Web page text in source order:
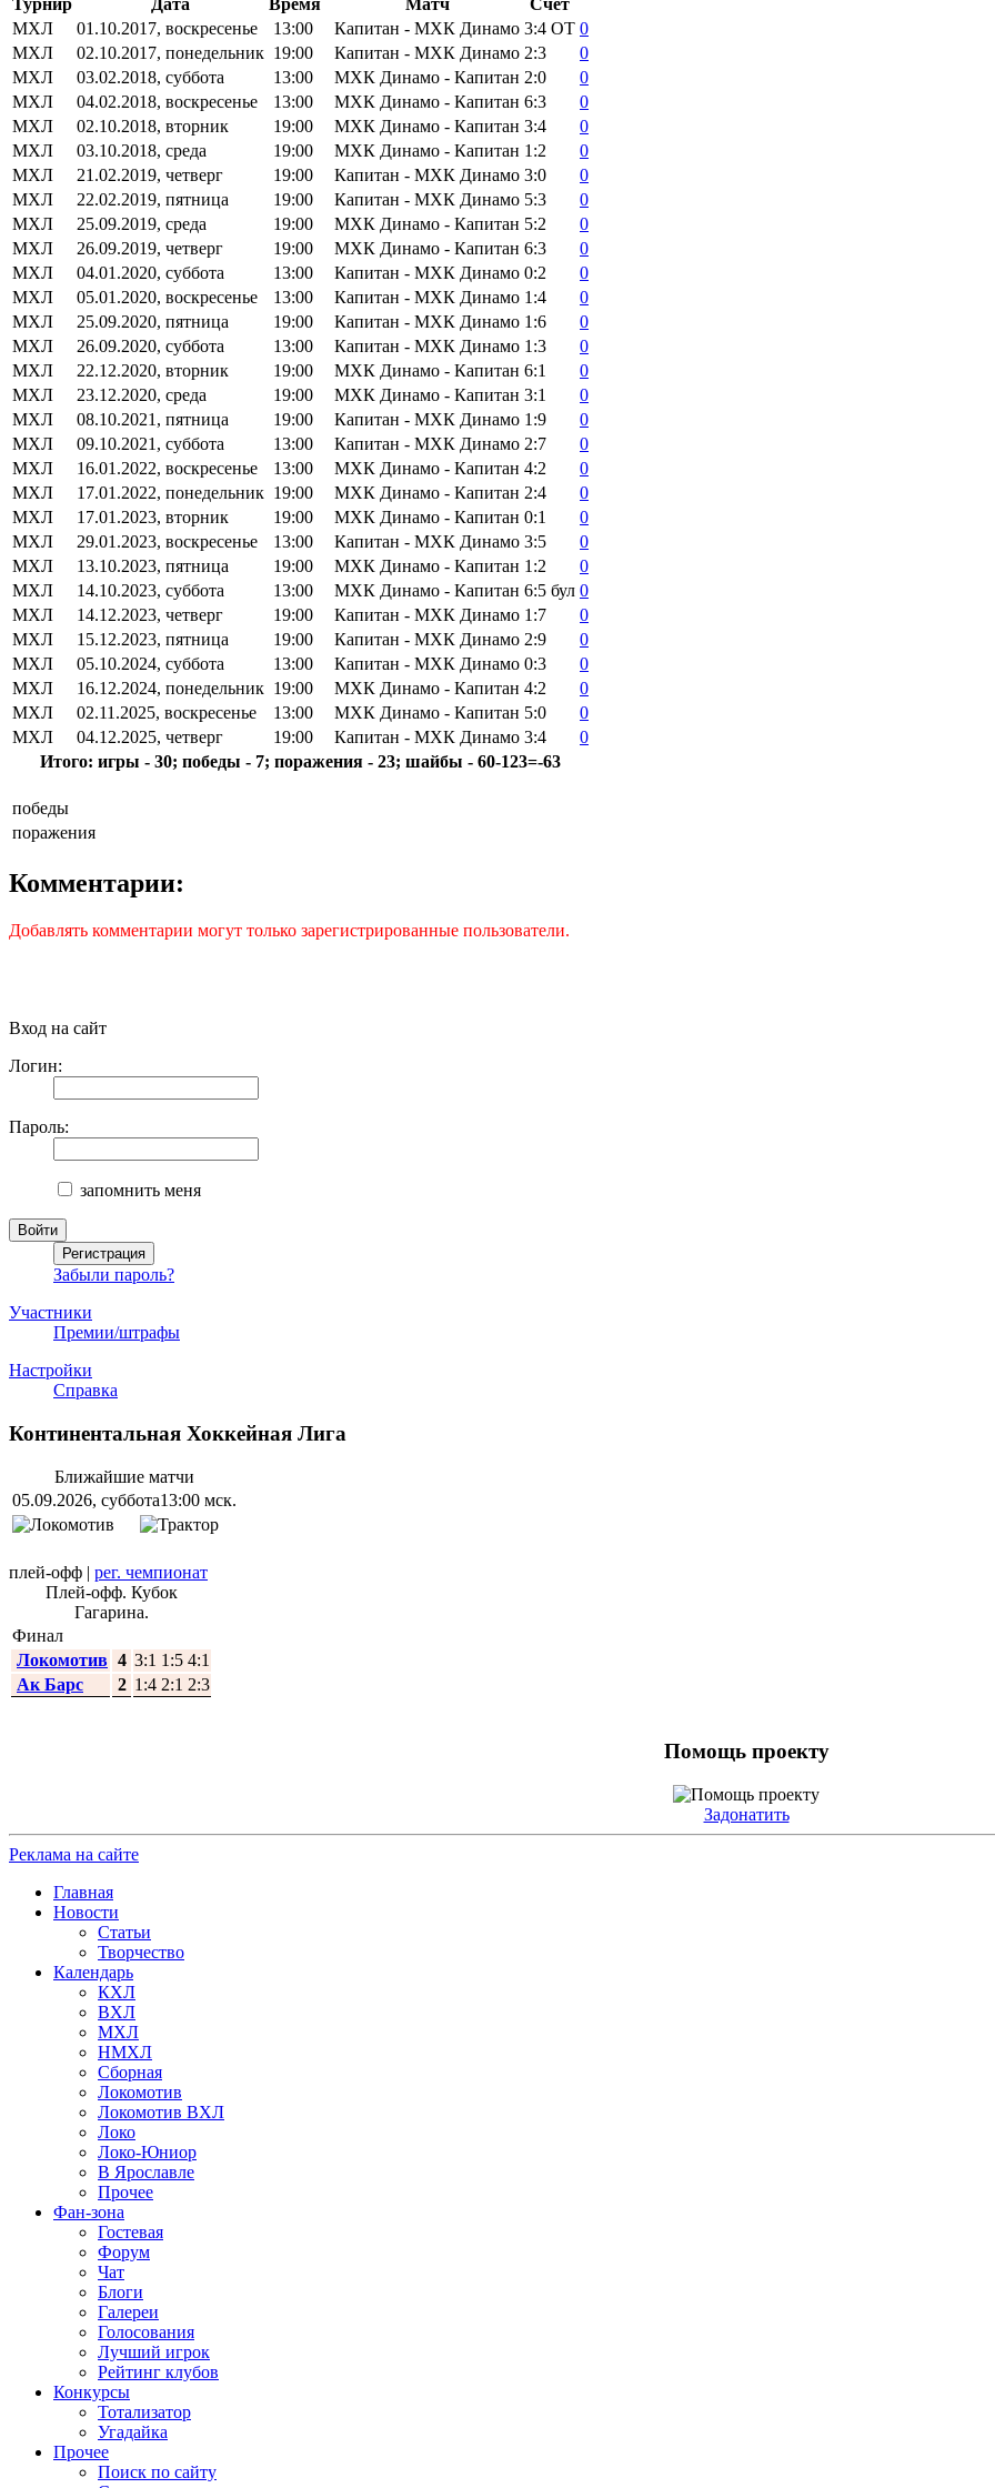
Турнир Дата Время Матч
Счёт
МХЛ
01.10.2017, воскресенье 13:00 Капитан - МХК Динамо 3:4 ОТ 0
МХЛ
02.10.2017, понедельник 19:00 Капитан - МХК Динамо 2:3
0
МХЛ
03.02.2018, суббота 13:00 МХК Динамо - Капитан 2:0
0
МХЛ
04.02.2018, воскресенье 13:00 МХК Динамо - Капитан 6:3
0
МХЛ
02.10.2018, вторник 19:00 МХК Динамо - Капитан 3:4
0
МХЛ
03.10.2018, среда 19:00 МХК Динамо - Капитан 1:2
0
МХЛ
21.02.2019, четверг 19:00 Капитан - МХК Динамо 3:0
0
МХЛ
22.02.2019, пятница 19:00 Капитан - МХК Динамо 5:3
0
МХЛ
25.09.2019, среда 19:00 МХК Динамо - Капитан 5:2
0
МХЛ
26.09.2019, четверг 19:00 МХК Динамо - Капитан 6:3
0
МХЛ
04.01.2020, суббота 13:00 Капитан - МХК Динамо 0:2
0
МХЛ
05.01.2020, воскресенье 13:00 Капитан - МХК Динамо 1:4
0
МХЛ
25.09.2020, пятница 19:00 Капитан - МХК Динамо 1:6
0
МХЛ
26.09.2020, суббота 13:00 Капитан - МХК Динамо 1:3
0
МХЛ
22.12.2020, вторник 19:00 МХК Динамо - Капитан 6:1
0
МХЛ
23.12.2020, среда 19:00 МХК Динамо - Капитан 3:1
0
МХЛ
08.10.2021, пятница 19:00 Капитан - МХК Динамо 1:9
0
МХЛ
09.10.2021, суббота 13:00 Капитан - МХК Динамо 2:7
0
МХЛ
16.01.2022, воскресенье 13:00 МХК Динамо - Капитан 4:2
0
МХЛ
17.01.2022, понедельник 19:00 МХК Динамо - Капитан 2:4
0
МХЛ
17.01.2023, вторник 19:00 МХК Динамо - Капитан 0:1
0
МХЛ
29.01.2023, воскресенье 13:00 Капитан - МХК Динамо 3:5
0
МХЛ
13.10.2023, пятница 19:00 МХК Динамо - Капитан 1:2
0
МХЛ
14.10.2023, суббота 13:00 МХК Динамо - Капитан 6:5 бул 0
МХЛ
14.12.2023, четверг 19:00 Капитан - МХК Динамо 1:7
0
МХЛ
15.12.2023, пятница 19:00 Капитан - МХК Динамо 2:9
0
МХЛ
05.10.2024, суббота 13:00 Капитан - МХК Динамо 0:3
0
МХЛ
16.12.2024, понедельник 19:00 МХК Динамо - Капитан 4:2
0
МХЛ
02.11.2025, воскресенье 13:00 МХК Динамо - Капитан 5:0
0
МХЛ
04.12.2025, четверг 19:00 Капитан - МХК Динамо 3:4
0
Итого: игры - 30; победы - 7; поражения - 23; шайбы - 60-123=-63
победы
поражения
Комментарии:
Добавлять комментарии могут только зарегистрированные пользователи.
Вход на сайт
Логин:
Пароль:
запомнить меня
Забыли пароль?
Участники
Премии/штрафы
Настройки
Справка
Континентальная Хоккейная Лига
Ближайшие матчи
05.09.2026, суббота13:00 мск.
плей-офф | рег. чемпионат
Плей-офф. Кубок
Гагарина.
Финал
Локомотив 4 3:1 1:5 4:1
Ак Барс
2 1:4 2:1 2:3
Помощь проекту
Задонатить
Реклама на сайте
Главная
Новости
Статьи
Творчество
Календарь
КХЛ
ВХЛ
МХЛ
НМХЛ
Сборная
Локомотив
Локомотив ВХЛ
Локо
Локо-Юниор
В Ярославле
Прочее
Фан-зона
Гостевая
Форум
Чат
Блоги
Галереи
Голосования
Лучший игрок
Рейтинг клубов
Конкурсы
Тотализатор
Угадайка
Прочее
Поиск по сайту